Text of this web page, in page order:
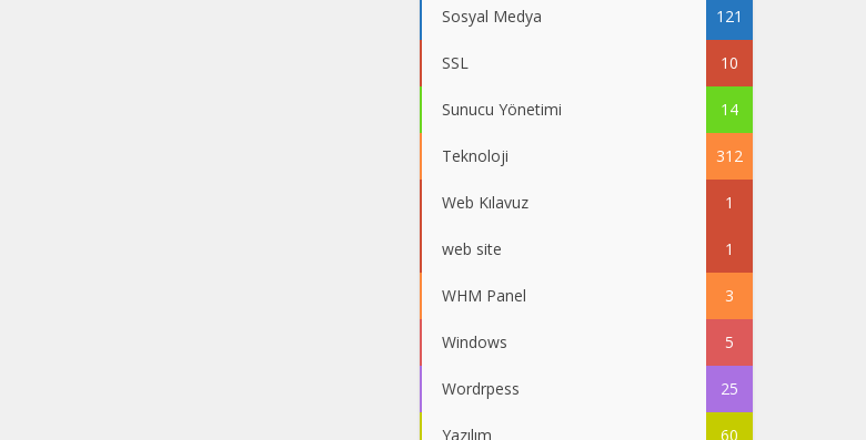
Sosyal Medya 121
SSL 10
Sunucu Yönetimi 14
Teknoloji 312
Web Kılavuz 1
web site 1
WHM Panel 3
Windows 5
Wordrpess 25
Yazılım 60